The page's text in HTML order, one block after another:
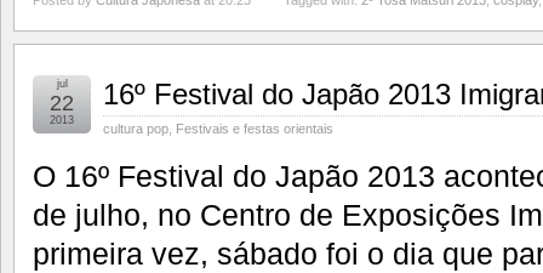
16º Festival do Japão 2013
cultura pop Festivais e festas orientais
jul
22
2013
O 16º Festival do Japão 2013
de julho, no Centro de Exposições
primeira vez, sábado foi o dia que